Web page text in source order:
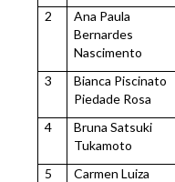
2
Ana Paula
Bernardes
Nascimento
3
Bianca Piscinato
Piedade Rosa
4
Bruna Satsuki
Tukamoto
5
Carmen Luiza